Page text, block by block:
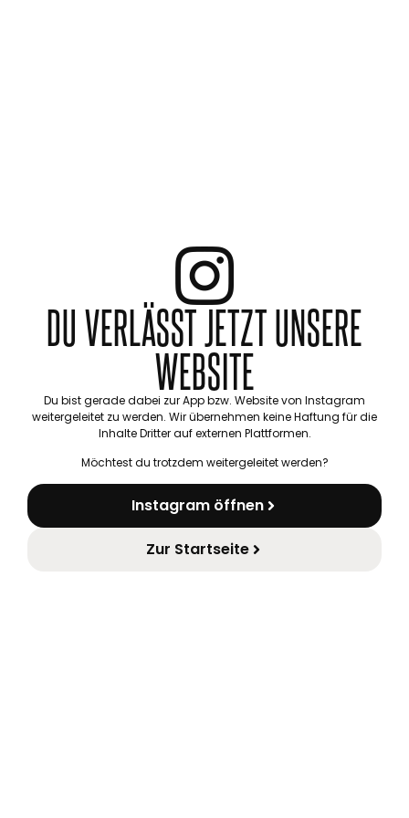
DU VERLÄSST JETZT UNSERE
WEBSITE
Du bist gerade dabei zur App bzw. Website von Instagram
weitergeleitet zu werden. Wir übernehmen keine Haftung für die
Inhalte Dritter auf externen Plattformen.
Möchtest du trotzdem weitergeleitet werden?
Instagram öffnen
Zur Startseite